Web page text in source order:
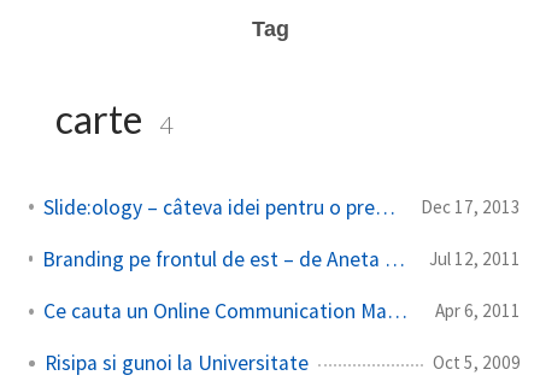
Tag
carte 4
Slide:ology – câteva idei pentru o prezentare mai bună Dec 17, 2013
Branding pe frontul de est – de Aneta Bogdan – cateva cuvinte Jul 12, 2011
Ce cauta un Online Communication Manager in companie Apr 6, 2011
Risipa si gunoi la Universitate Oct 5, 2009